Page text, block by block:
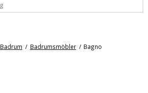
Badrum / Badrumsmöbler / Bagno